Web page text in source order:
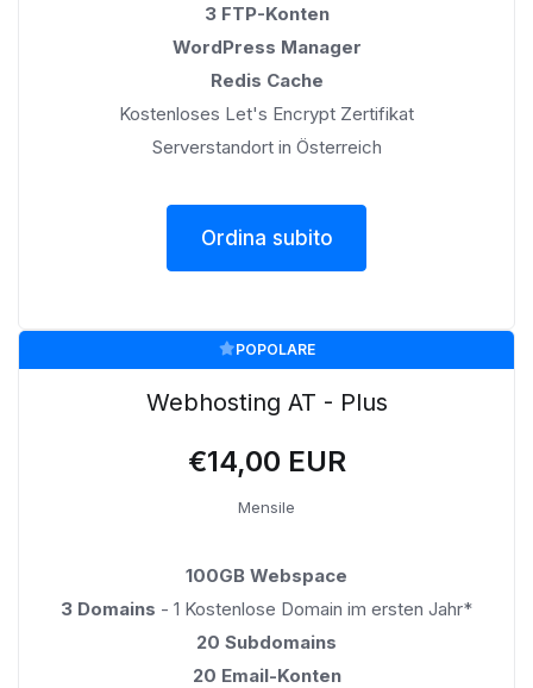
3 FTP-Konten
WordPress Manager
Redis Cache
Kostenloses Let's Encrypt Zertifikat
Serverstandort in Österreich
Ordina subito
POPOLARE
Webhosting AT - Plus
€14,00 EUR
Mensile
100GB Webspace
3 Domains - 1 Kostenlose Domain im ersten Jahr*
20 Subdomains
20 Email-Konten